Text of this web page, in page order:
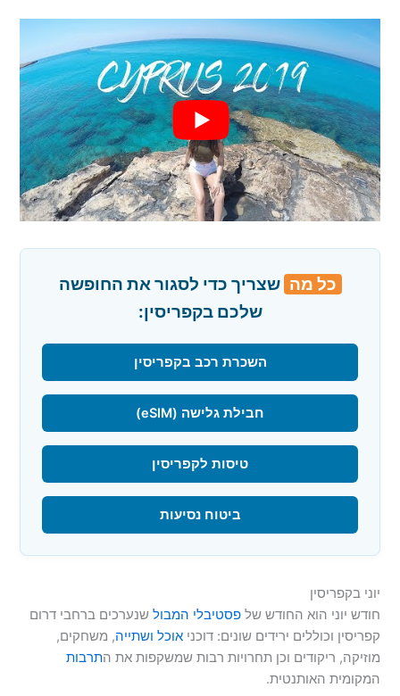
כל מה שצריך כדי לסגור את החופשה
שלכם בקפריסין:
השכרת רכב בקפריסין
חבילת גלישה (eSIM)
טיסות לקפריסין
ביטוח נסיעות
יוני בקפריסין
חודש יוני הוא החודש שלפסטיבלי המבול שנערכים ברחבי דרום
קפריסין וכוללים ירידים שונים: דוכניאוכל ושתייה, משחקים,
מוזיקה, ריקודים וכן תחרויות רבות שמשקפות את התרבות
המקומית האותנטית.